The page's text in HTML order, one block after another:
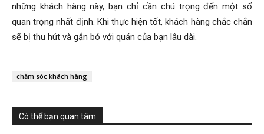
những khách hàng này, bạn chỉ cần chú trọng đến một số
quan trọng nhất định. Khi thực hiện tốt, khách hàng chắc chắn
sẽ bị thu hút và gắn bó với quán của bạn lâu dài.
chăm sóc khách hàng
Có thể bạn quan tâm